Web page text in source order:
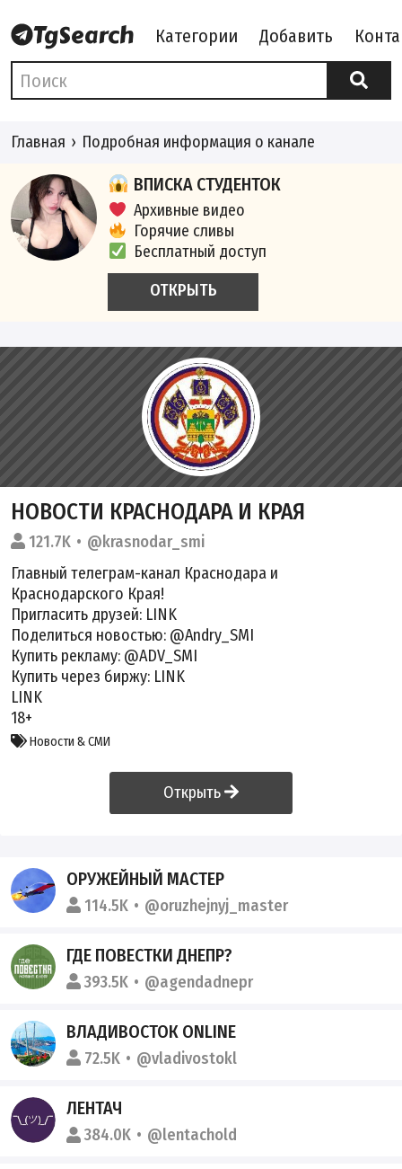
Категории Добавить
Главная Подробная информация о канале
ВПИСКА СТУДЕНТОК
Архивные видео
Горячие сливы
Бесплатный доступ
ОТКРЫТЬ
НОВОСТИ КРАСНОДАРА И КРАЯ
121.7K
@krasnodar_smi
Главный телеграм-канал Краснодара и
Краснодарского Края!
Пригласить друзей: LINK
Поделиться новостью: @Andry_SMI
Купить рекламу: @ADV_SMI
Купить через биржу: LINK
LINK
18+
Новости & СМИ
Открыть
ОРУЖЕЙНЫЙ МАСТЕР
114.5K @oruzhejnyj_master
ГДЕ ПОВЕСТКИ ДНЕПР?
393.5K @agendadnepr
ВЛАДИВОСТОК ONLINE
72.5K @vladivostokl
ЛЕНТАЧ
384.0K @lentachold